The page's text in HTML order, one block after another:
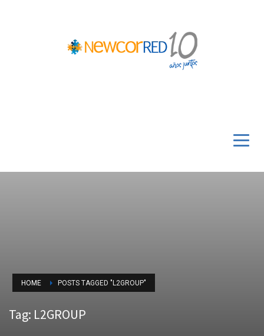
HOME POSTS TAGGED "L2GROUP"
Tag: L2GROUP